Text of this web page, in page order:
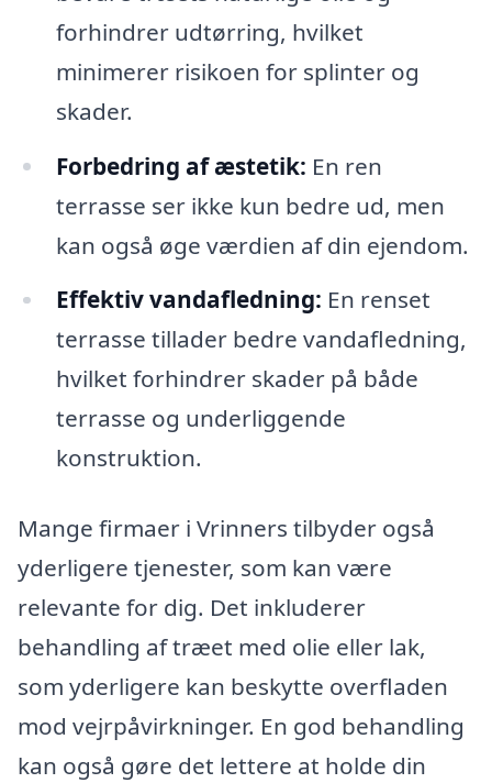
forhindrer udtørring, hvilket
minimerer risikoen for splinter og
skader.
Forbedring af æstetik: En ren
terrasse ser ikke kun bedre ud, men
kan også øge værdien af din ejendom.
Effektiv vandafledning: En renset
terrasse tillader bedre vandafledning,
hvilket forhindrer skader på både
terrasse og underliggende
konstruktion.
Mange firmaer i Vrinners tilbyder også
yderligere tjenester, som kan være
relevante for dig. Det inkluderer
behandling af træet med olie eller lak,
som yderligere kan beskytte overfladen
mod vejrpåvirkninger. En god behandling
kan også gøre det lettere at holde din